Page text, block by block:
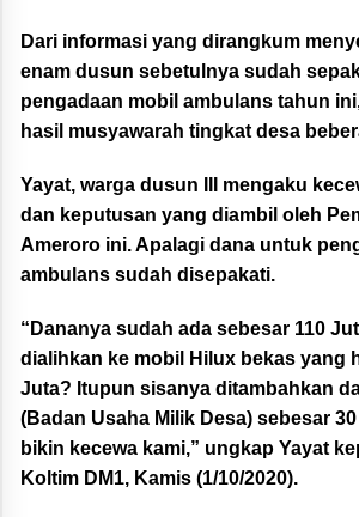
Dari informasi yang dirangkum
enam dusun sebetulnya sudah
pengadaan mobil ambulans tahun
hasil musyawarah tingkat desa
Yayat, warga dusun III mengaku
dan keputusan yang diambil oleh
Ameroro ini. Apalagi dana untuk
ambulans sudah disepakati.
“Dananya sudah ada sebesar 110
dialihkan ke mobil Hilux bekas yang
Juta? Itupun sisanya ditambahkan
(Badan Usaha Milik Desa) sebesar
bikin kecewa kami,” ungkap Yayat
Koltim DM1, Kamis (1/10/2020).